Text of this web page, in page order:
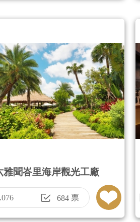
雅聞峇里海岸觀光工廠
684票